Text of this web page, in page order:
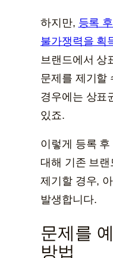
하지만, 등록
불가쟁력을 획
브랜드에서 상
문제를 제기할
경우에는 상표
있죠.
이렇게 등록 후
대해 기존 브
제기할 경우,
발생합니다.
문제를
방법